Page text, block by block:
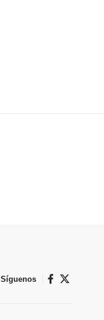
Síguenos